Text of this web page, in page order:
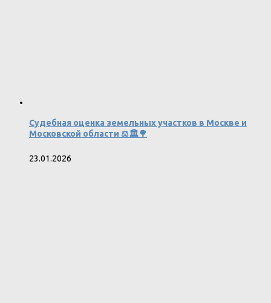
Судебная оценка земельных участков в Москве и
Московской области ⚖️🏛️🌳
23.01.2026